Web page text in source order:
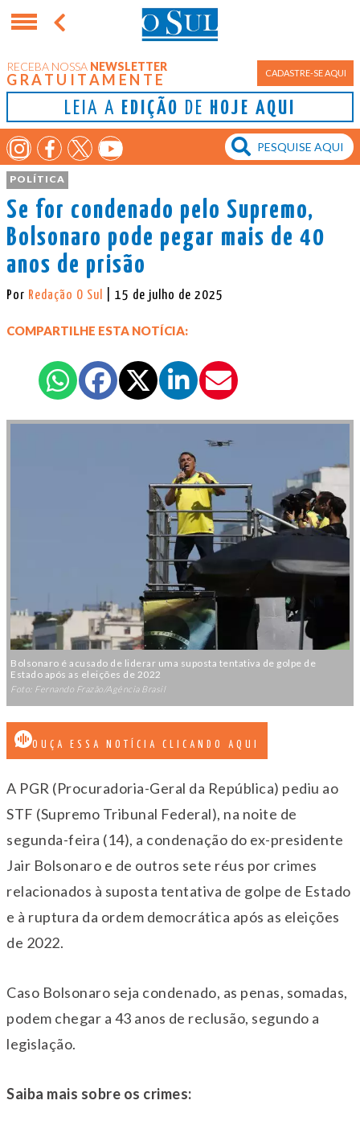
RECEBA NOSSA NEWSLETTER
GRATUITAMENTE CADASTRE-SE AQUI
LEIA A EDIÇÃO DE HOJE AQUI
POLÍTICA
Se for condenado pelo Supremo,
Bolsonaro pode pegar mais de 40
anos de prisão
Por Redação O Sul | 15 de julho de 2025
COMPARTILHE ESTA NOTÍCIA:
Bolsonaro é acusado de liderar uma suposta tentativa de golpe de
Estado após as eleições de 2022
Foto: Fernando Frazão/Agência Brasil
OUÇA ESSA NOTÍCIA CLICANDO AQUI
A PGR (Procuradoria-Geral da República) pediu ao
STF (Supremo Tribunal Federal), na noite de
segunda-feira (14), a condenação do ex-presidente
Jair Bolsonaro e de outros sete réus por crimes
relacionados à suposta tentativa de golpe de Estado
e à ruptura da ordem democrática após as eleições
de 2022.
Caso Bolsonaro seja condenado, as penas, somadas,
podem chegar a 43 anos de reclusão, segundo a
legislação.
Saiba mais sobre os crimes: